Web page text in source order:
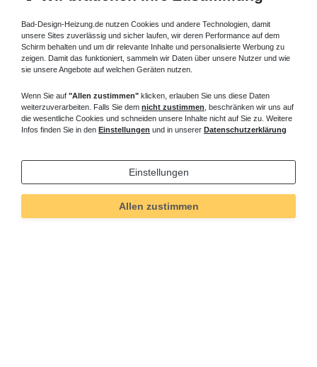
Bad-Design-Heizung.de nutzen Cookies und andere Technologien, damit
unsere Sites zuverlässig und sicher laufen, wir deren Performance auf dem
Schirm behalten und um dir relevante Inhalte und personalisierte Werbung zu
zeigen. Damit das funktioniert, sammeln wir Daten über unsere Nutzer und wie
sie unsere Angebote auf welchen Geräten nutzen.
Wenn Sie auf "Allen zustimmen" klicken, erlauben Sie uns diese Daten
weiterzuverarbeiten. Falls Sie dem nicht zustimmen , beschränken wir uns auf
die wesentliche Cookies und schneiden unsere Inhalte nicht auf Sie zu. Weitere
Infos finden Sie in den Einstellungen und in unserer Datenschutzerklärung
Einstellungen
Allen zustimmen